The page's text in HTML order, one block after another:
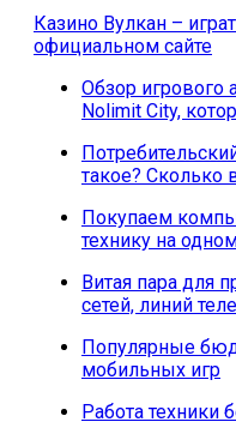
Казино Вулкан –
официальном сайте
Обзор игрового
Nolimit City,
такое? Сколько
Покупаем
технику на
Витая пара для
сетей, линий
Популярные
мобильных игр
Работа техники